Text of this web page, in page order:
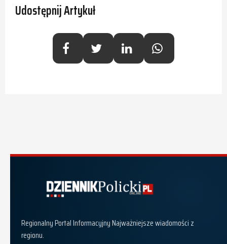
Udostępnij Artykuł
Regionalny Portal Informacyjny Najważniejsze wiadomości z
regionu.